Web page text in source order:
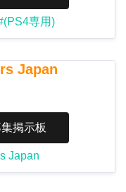
専用)
Japan
掲示板
Japan